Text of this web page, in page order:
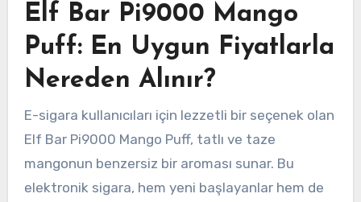
Elf Bar Pi9000 Mango
Puff: En Uygun Fiyatlarla
Nereden Alınır?
E-sigara kullanıcıları için lezzetli bir seçenek olan
Elf Bar Pi9000 Mango Puff, tatlı ve taze
mangonun benzersiz bir aroması sunar. Bu
elektronik sigara, hem yeni başlayanlar hem de